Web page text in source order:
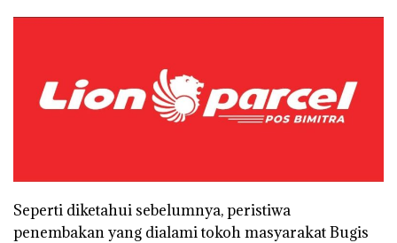
Seperti diketahui sebelumnya, peristiwa
penembakan yang dialami tokoh masyarakat Bugis